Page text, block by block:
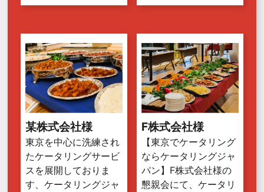
某株式会社様
東京を中心に洗練され
たケータリングサービ
スを展開しておりま
す、ケータリングジャ
F株式会社様
【東京でケータリング
ならケータリングジャ
パン】F株式会社様の
懇親会にて、ケータリ